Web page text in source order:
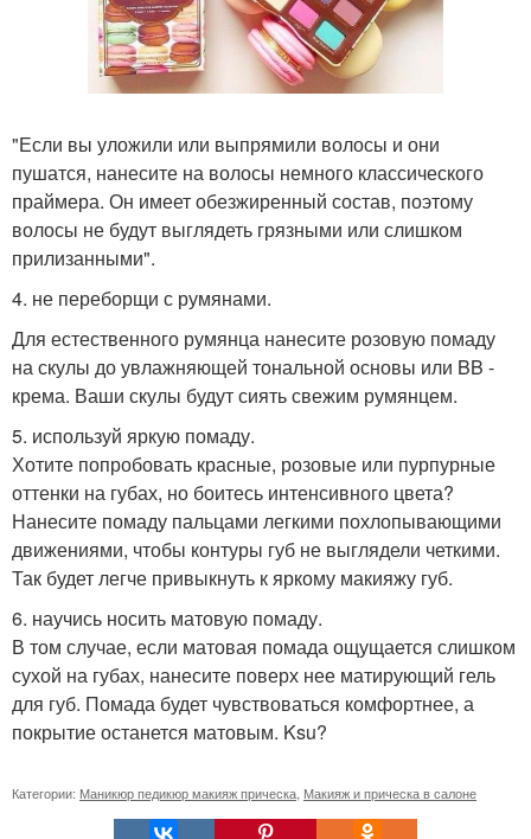
"Если вы уложили или выпрямили волосы и они
пушатся, нанесите на волосы немного классического
праймера. Он имеет обезжиренный состав, поэтому
волосы не будут выглядеть грязными или слишком
прилизанными".
4. не переборщи с румянами.
Для естественного румянца нанесите розовую помаду
на скулы до увлажняющей тональной основы или BB -
крема. Ваши скулы будут сиять свежим румянцем.
5. используй яркую помаду.
Хотите попробовать красные, розовые или пурпурные
оттенки на губах, но боитесь интенсивного цвета?
Нанесите помаду пальцами легкими похлопывающими
движениями, чтобы контуры губ не выглядели четкими.
Так будет легче привыкнуть к яркому макияжу губ.
6. научись носить матовую помаду.
В том случае, если матовая помада ощущается слишком
сухой на губах, нанесите поверх нее матирующий гель
для губ. Помада будет чувствоваться комфортнее, а
покрытие останется матовым. Ksu?
Категории: Маникюр педикюр макияж прическа Макияж и прическа в салоне